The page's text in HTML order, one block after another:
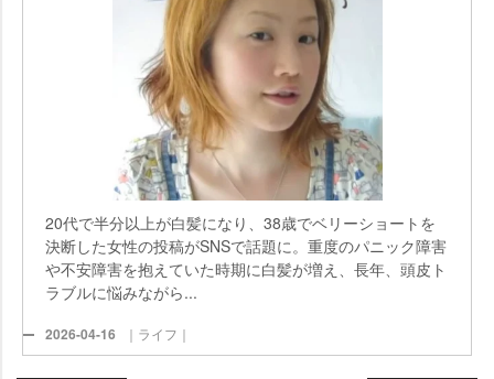
20代で半分以上が白髪になり、38歳でベリーショートを
決断した女性の投稿がSNSで話題に。重度のパニック障害
不安障害を抱えていた時期に白髪が増え、長年、頭皮ト
ラブルに悩みながら...
2026-04-16 ｜ライフ｜